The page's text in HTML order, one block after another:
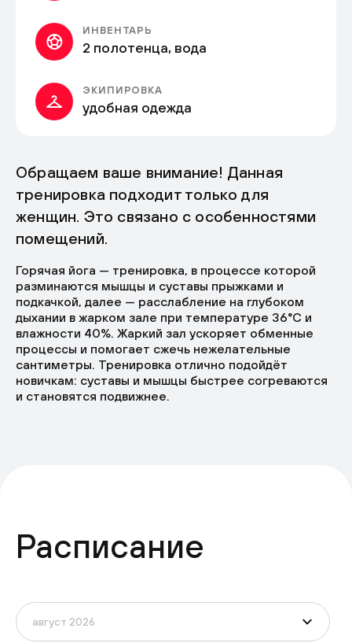
ИНВЕНТАРЬ
2 полотенца, вода
ЭКИПИРОВКА
удобная одежда
Обращаем ваше внимание! Данная
тренировка подходит только для
женщин. Это связано с особенностями
помещений.
Горячая йога — тренировка, в процессе которой
разминаются мышцы и суставы прыжками и
подкачкой, далее — расслабление на глубоком
дыхании в жарком зале при температуре 36°C и
влажности 40%. Жаркий зал ускоряет обменные
процессы и помогает сжечь нежелательные
сантиметры. Тренировка отлично подойдёт
новичкам: суставы и мышцы быстрее согреваются
и становятся подвижнее.
Расписание